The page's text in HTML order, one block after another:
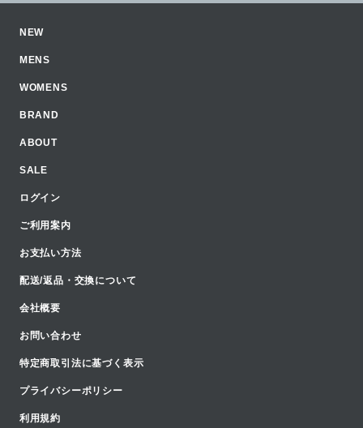
NEW
MENS
WOMENS
BRAND
ABOUT
SALE
ログイン
ご利用案内
お支払い方法
配送/返品・交換について
会社概要
お問い合わせ
特定商取引法に基づく表示
プライバシーポリシー
利用規約